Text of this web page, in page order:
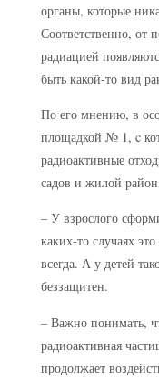
органы, которые
Соответственно, от
радиацией
быть какой-то вид
По его мнению, в
площадкой № 1, c
радиоактивные
садов и жилой
– У взрослого
каких-то случаях
всегда. А у детей
беззащитен.
– Важно понимать,
радиоактивная
продолжает